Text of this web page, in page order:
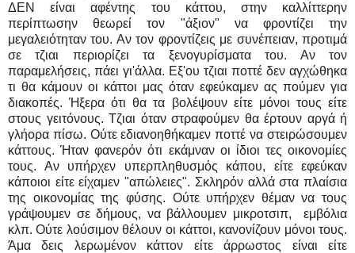
ΔΕΝ είναι αφέντης του κάττου, στην καλλίττερην
περίπτωσην θεωρεί τον "άξιον" να φροντίζει την
μεγαλειότηταν του. Αν τον φροντίζεις με συνέπειαν, προτιμά
σε τζιαι περιορίζει τα ξενογυρίσματα του. Αν τον
παραμελήσεις, πάει γι'άλλα. Εξ'ου τζιαι ποττέ δεν αγχώθηκα
τι θα κάμουν οι κάττοι μας όταν εφεύκαμεν ας πούμεν για
διακοπές. Ήξερα ότι θα τα βολέψουν είτε μόνοι τους είτε
στους γειτόνους. Τζιαι όταν στραφούμεν θα έρτουν αργά ή
γλήορα πίσω. Ούτε εδιανοηθήκαμεν ποττέ να στειρώσουμεν
κάττους. Ήταν φανερόν ότι εκάμναν οι ίδιοι τες οικονομίες
τους. Αν υπήρχεν υπερπληθυσμός κάπου, είτε εφεύκαν
κάποιοι είτε είχαμεν "απώλειες". Σκληρόν αλλά στα πλαίσια
της οικονομίας της φύσης. Ούτε υπήρχεν θέμαν να τους
γράψουμεν σε δήμους, να βάλλουμεν μικροτσιπ, εμβόλια
κλπ. Ούτε λούσιμον θέλουν οι κάττοι, κανονίζουν μόνοι τους.
Άμα δεις λερωμένον κάττον είτε άρρωστος είναι είτε